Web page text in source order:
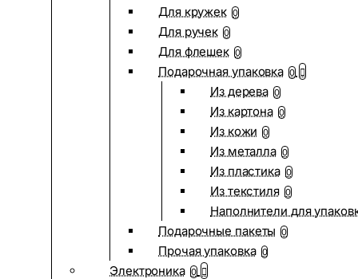
Для кружек 0
Для ручек 0
Для флешек 0
Подарочная упаковка 0
Из дерева 0
Из картона 0
Из кожи 0
Из металла 0
Из пластика 0
Из текстиля 0
Наполнители для
Подарочные пакеты 0
Прочая упаковка 0
Электроника 0